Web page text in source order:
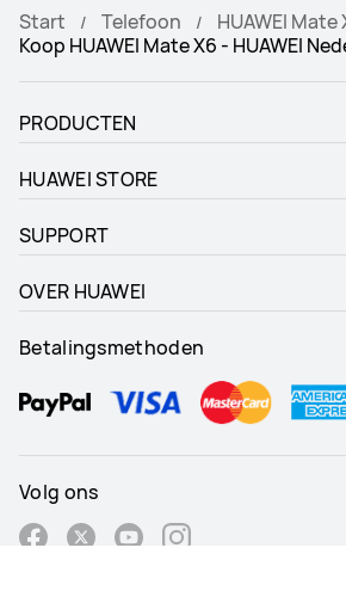
Start Telefoon
HUAWEI Mate
Koop HUAWEI Mate X6 - HUAWEI
PRODUCTEN
HUAWEI STORE
SUPPORT
OVER HUAWEI
Betalingsmethoden
Volg ons